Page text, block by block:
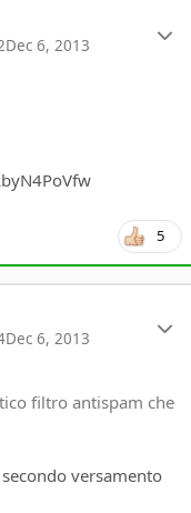
Dec 6, 2013
5
Dec 6, 2013
filtro antispam che
versamento